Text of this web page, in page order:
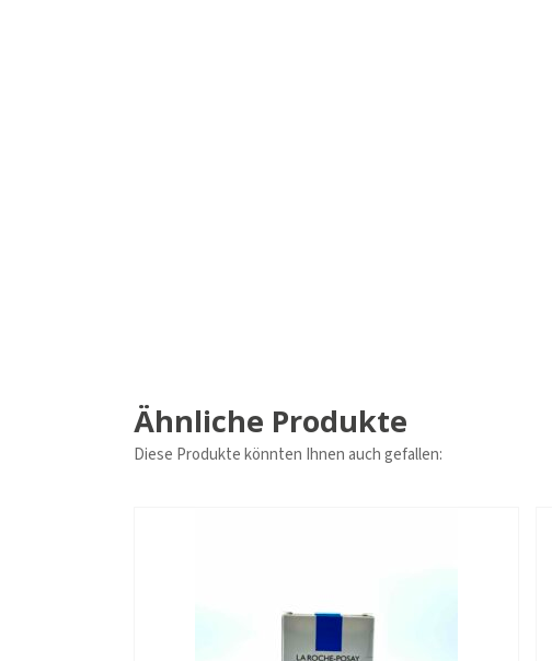
Ähnliche Produkte
Diese Produkte könnten Ihnen auch gefallen: